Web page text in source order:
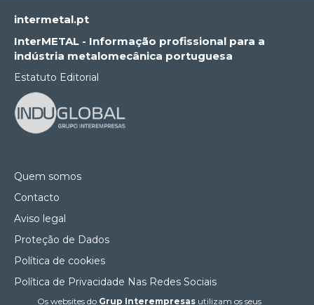
Os websites do Grup Interempresasutilizam os seus
intermetal.pt
InterMETAL - Informação profissional para a
indústria metalomecânica portuguesa
Estatuto Editorial
Quem somos
Contacto
Aviso legal
Proteção de Dados
Política de cookies
Política de Privacidade Nas Redes Sociais